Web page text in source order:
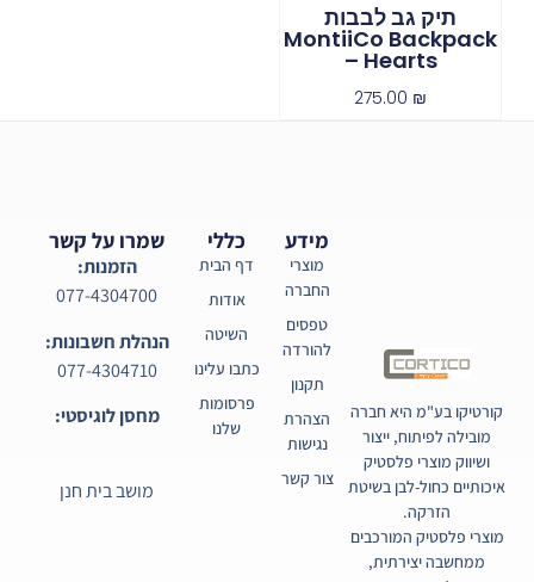
תיק גב לבבות
MontiiCo Backpack
– Hearts
275.00 ₪
קורטיקו בע"מ היא חברה
מובילה לפיתוח, ייצור
ושיווק מוצרי פלסטיק
איכותיים כחול-לבן בשיטת
הזרקה.
מוצרי פלסטיק המורכבים
ממחשבה יצירתית,
כללי
דף הבית
אודות
השיטה
כתבו עלינו
פרסומות
שלנו
מידע
מוצרי
החברה
טפסים
להורדה
תקנון
הצהרת
נגישות
צור קשר
שמרו על קשר
הזמנות:
077-4304700
הנהלת חשבונות:
077-4304710
מחסן לוגיסטי:
מושב בית חנן